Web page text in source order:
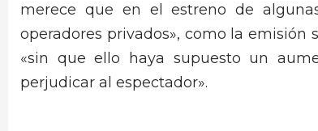
merece que en el estreno de
operadores privados», como la
«sin que ello haya supuesto un
perjudicar al espectador».